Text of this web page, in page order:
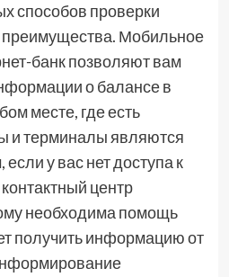
способов проверки
преимущества. Мобильное
банк позволяют вам
о балансе в
месте, где есть
и терминалы являются
у вас нет доступа к
центр
необходима помощь
получить информацию от